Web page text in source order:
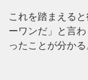
これを踏まえる
ーワンだ」と言
ったことが分かる